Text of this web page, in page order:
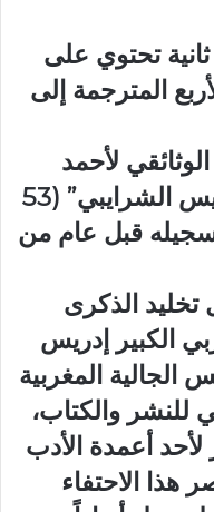
تحتوي على
المترجمة إلى
لأحمد
المعنوني “محادثات مع إدريس الشرايبي” (53
تم تسجيله قبل عام من
الذكرى
الكبير إدريس
الجالية المغربية
للنشر والكتاب،
لأحد أعمدة الأدب
هذا الاحتفاء